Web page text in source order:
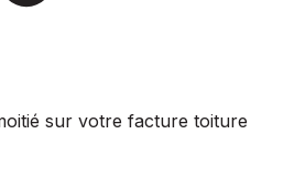
sur votre facture toiture